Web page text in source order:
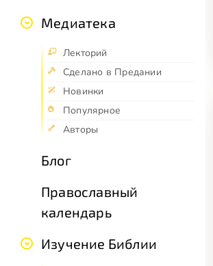
Медиатека
Лекторий
Сделано в Предании
Новинки
Популярное
Авторы
Блог
Православный
календарь
Изучение Библии